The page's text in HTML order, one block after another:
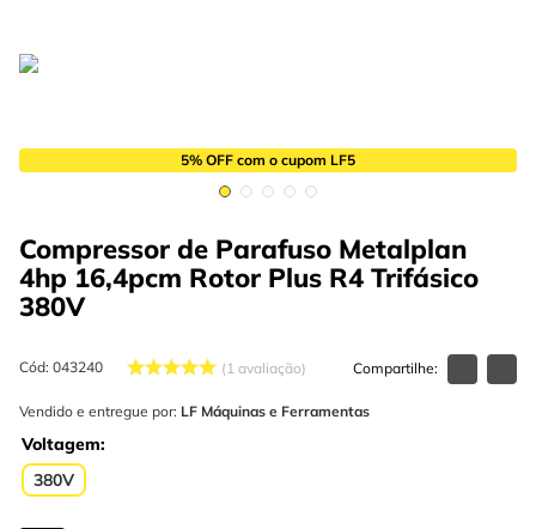
5% OFF com o cupom LF5
Compressor de Parafuso Metalplan
4hp 16,4pcm Rotor Plus R4 Trifásico
380V
Cód: 043240 1 avaliação
Vendido e entregue por: LF Máquinas e Ferramentas
Voltagem
380V
9º disco corte
º
º serra copo
º
10º chave impacto